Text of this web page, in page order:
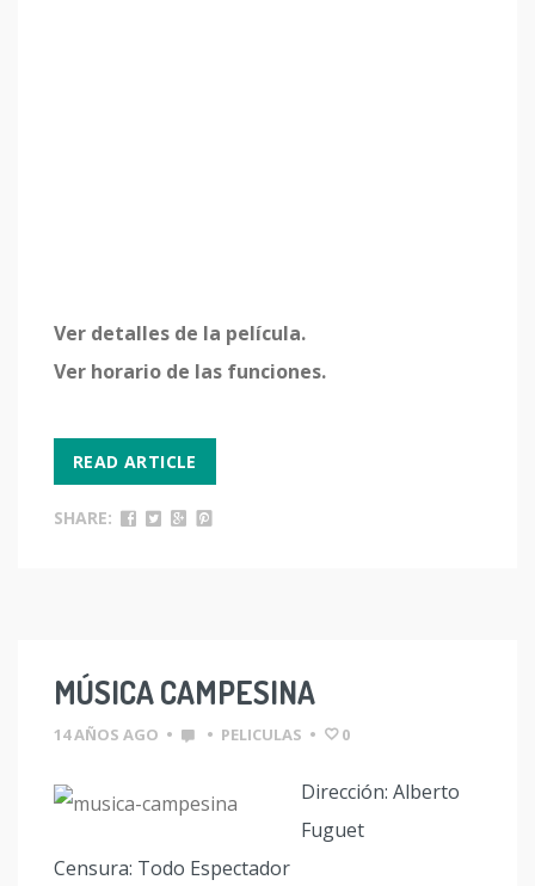
Ver detalles de la película.
Ver horario de las funciones.
READ ARTICLE
SHARE:
MÚSICA CAMPESINA
14 AÑOS AGO • • PELICULAS • 0
Dirección: Alberto
Fuguet
Censura: Todo Espectador